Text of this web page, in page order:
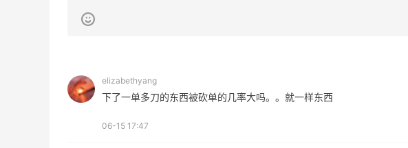
elizabethyang
下了一单多刀的东西被砍单的几率大吗。。就一样东西
06-15 17:47